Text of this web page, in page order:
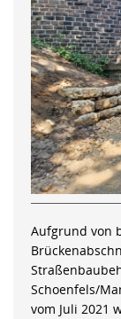
Aufgrund von
Schoenfels/
vom Juli 2021